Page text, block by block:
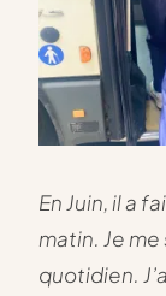
En Juin, il a
matin. Je
quotidien.